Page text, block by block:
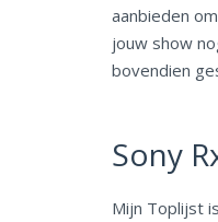
aanbieden
jouw show
bovendien
Sony
Mijn Toplijst